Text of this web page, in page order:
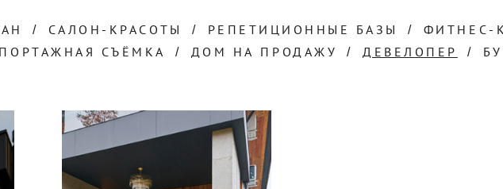
САЛОН-КРАСОТЫ РЕПЕТИЦИОННЫЕ БАЗЫ ФИТНЕС-
СЪЁМКА
ДОМ НА ПРОДАЖУ ДЕВЕЛОПЕР